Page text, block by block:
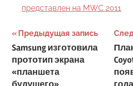
представлен на МWС 2011
Навигация
по
записям
Предыдущая запись
Samsung изготовила
прототип экрана
«планшета